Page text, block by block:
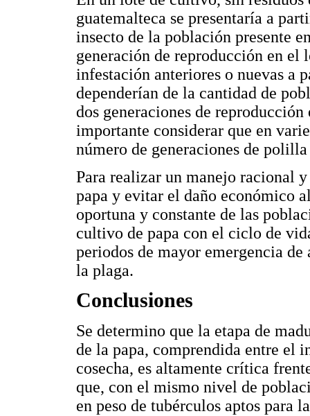
guatemalteca se presentaría a
insecto de la población presente
generación de reproducción en el
infestación anteriores o nuevas a
dependerían de la cantidad de
dos generaciones de
importante considerar que en
número de generaciones de
Para realizar un manejo racional
papa y evitar el daño económico
oportuna y constante de las
cultivo de papa con el ciclo de
periodos de mayor emergencia
la plaga.
Conclusiones
Se determino que la etapa de
de la papa, comprendida entre el
cosecha, es altamente crítica
que, con el mismo nivel de
en peso de tubérculos aptos para